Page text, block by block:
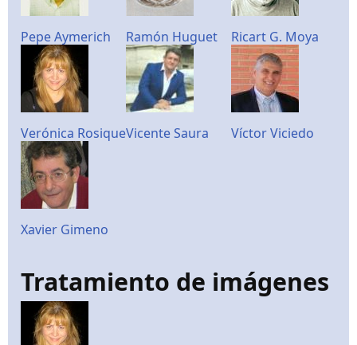
Pepe Aymerich Ramón Huguet Ricart G. Moya
Verónica RosiqueVicente Saura Víctor Viciedo
Xavier Gimeno
Tratamiento de imágenes